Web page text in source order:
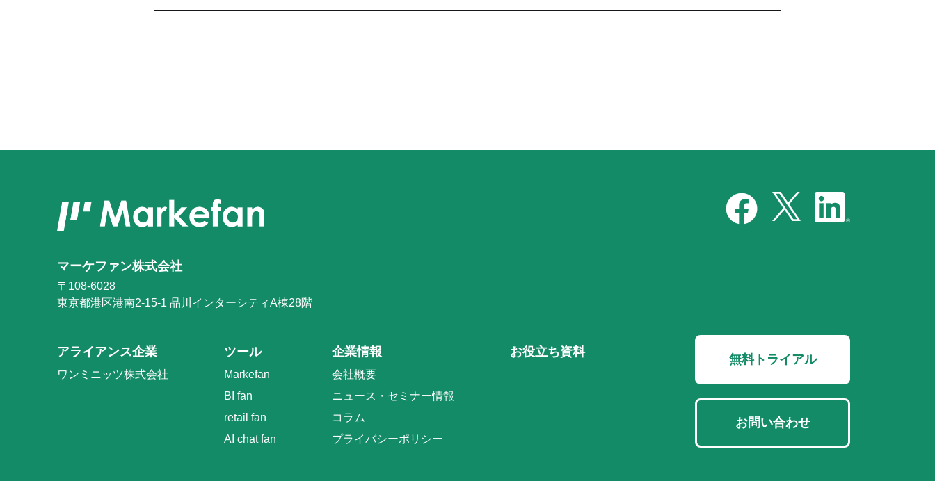
マーケファン株式会社
〒108-6028
東京都港区港南2-15-1 品川インターシティA棟28階
アライアンス企業
ワンミニッツ株式会社
ツール
Markefan
BI fan
retail fan
AI chat fan
企業情報
会社概要
ニュース・セミナー情報
コラム
プライバシーポリシー
お役立ち資料
無料トライアル
お問い合わせ